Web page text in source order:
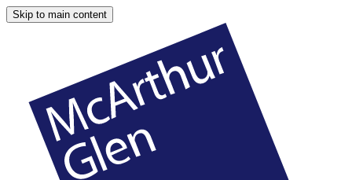
Skip to main content